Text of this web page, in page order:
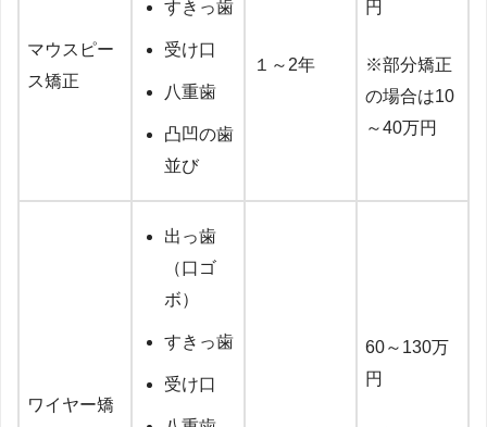
マウスピー
ス矯正
すきっ歯
受け口
八重歯
凸凹の歯
並び
１～2年
円
※部分矯正
の場合は10
～40万円
ワイヤー矯
出っ歯
（口ゴ
ボ）
すきっ歯
受け口
60～130万
円